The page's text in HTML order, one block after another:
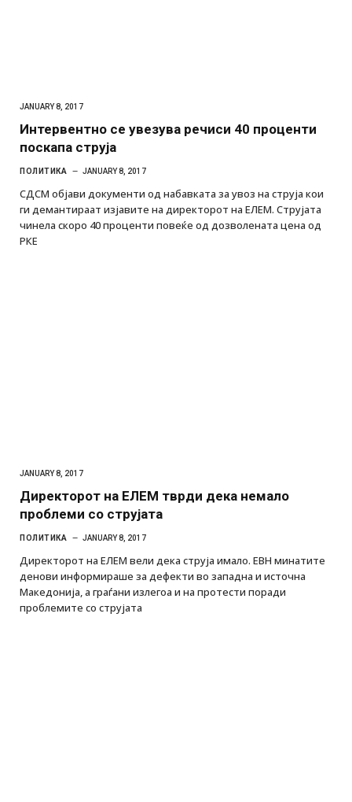
JANUARY 8, 2017
Интервентно се увезува речиси 40 проценти
поскапа струја
ПОЛИТИКА JANUARY 8, 2017
СДСМ објави документи од набавката за увоз на струја кои
ги демантираат изјавите на директорот на ЕЛЕМ. Струјата
чинела скоро 40 проценти повеќе од дозволената цена од
РКЕ
JANUARY 8, 2017
Директорот на ЕЛЕМ тврди дека немало
проблеми со струјата
ПОЛИТИКА JANUARY 8, 2017
Директорот на ЕЛЕМ вели дека струја имало. ЕВН минатите
денови информираше за дефекти во западна и источна
Македонија, а граѓани излегоа и на протести поради
проблемите со струјата